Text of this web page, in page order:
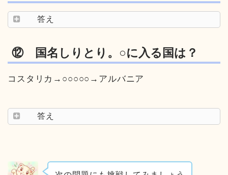
答え
⑫ 国名しりとり。○に入る国は？
コスタリカ→○○○○○→アルバニア
答え